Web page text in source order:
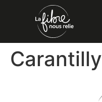
Carantilly